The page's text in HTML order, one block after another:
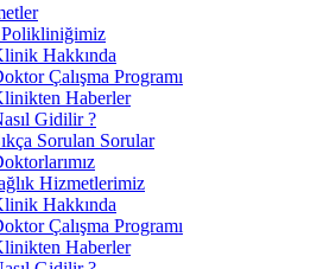
Hakkında
Çalışma Programı
Haberler
Gidilir ?
Sorulan Sorular
Hizmetlerimiz
Hakkında
Çalışma Programı
Haberler